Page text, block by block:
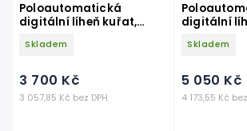
Poloautomatická
digitální líheň kuřat,
dolíhní
Skladem
3 057,85 Kč bez DPH
3 700 Kč
digitální
dolíhní
Skladem
4 173,55 Kč
5 050 Kč